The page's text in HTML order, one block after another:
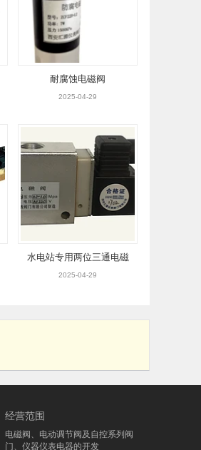
耐腐蚀电磁阀
2025-04-29
水电站专用两位三通电磁
阀
2025-04-29
经营范围
电磁阀、电动调节阀及自控系列阀
门、仪器仪表电器的开发